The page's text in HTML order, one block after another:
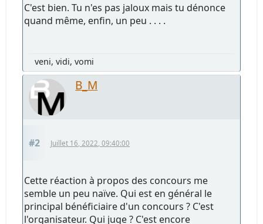
C'est bien. Tu n'es pas jaloux mais tu dénonce
quand même, enfin, un peu . . . .
veni, vidi, vomi
B_M
#2 Juillet 16, 2022, 09:40:00
Cette réaction à propos des concours me
semble un peu naïve. Qui est en général le
principal bénéficiaire d'un concours ? C'est
l'organisateur. Qui juge ? C'est encore